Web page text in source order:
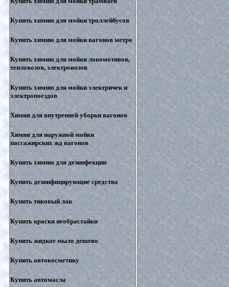
Купить химию для мойки троллейбусов
Купить химию для мойки вагонов метро
Купить химию для мойки локомотивов,
тепловозов, электровозов
Купить химию для мойки электричек и
электропоездов
Химия для внутренней уборки вагонов
Химия для наружной мойки
пассажирских жд вагонов
Купить химию для дезинфекции
Купить дезинфицирующие средства
Купить тиковый лак
Купить краски необрастайки
Купить жидкое мыло дешево
Купить автокосметику
Купить автомасла